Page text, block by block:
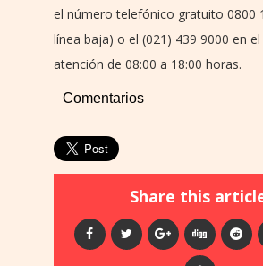
el número telefónico gratuito 0800
línea baja) o el (021) 439 9000 en
atención de 08:00 a 18:00 horas.
Comentarios
Share this